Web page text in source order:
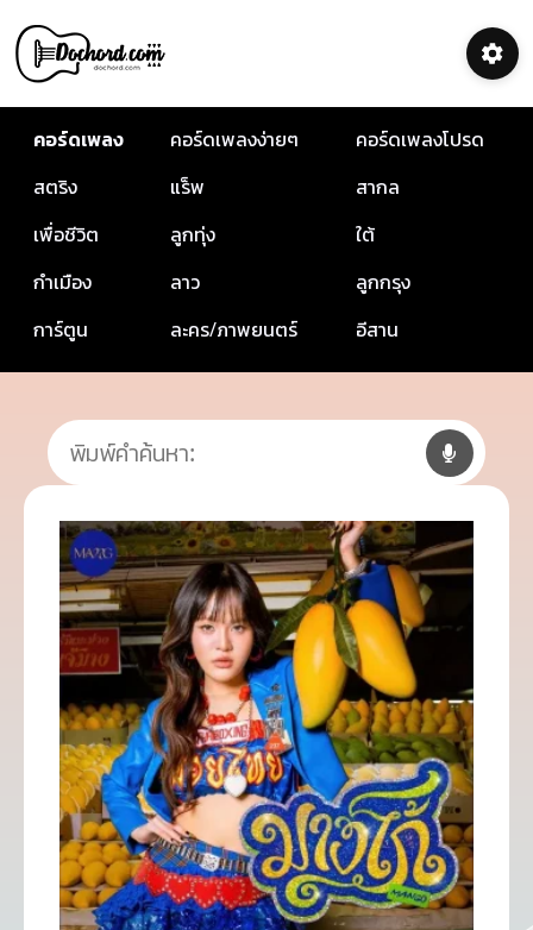
คอร์ดเพลง คอร์ดเพลงง่ายๆ
คอร์ดเพลงโปรด
สตริง
แร็พ
สากล
เพื่อชีวิต
ลูกทุ่ง
ใต้
กำเมือง
ลาว
ลูกกรุง
การ์ตูน
ละคร/ภาพยนตร์ อีสาน